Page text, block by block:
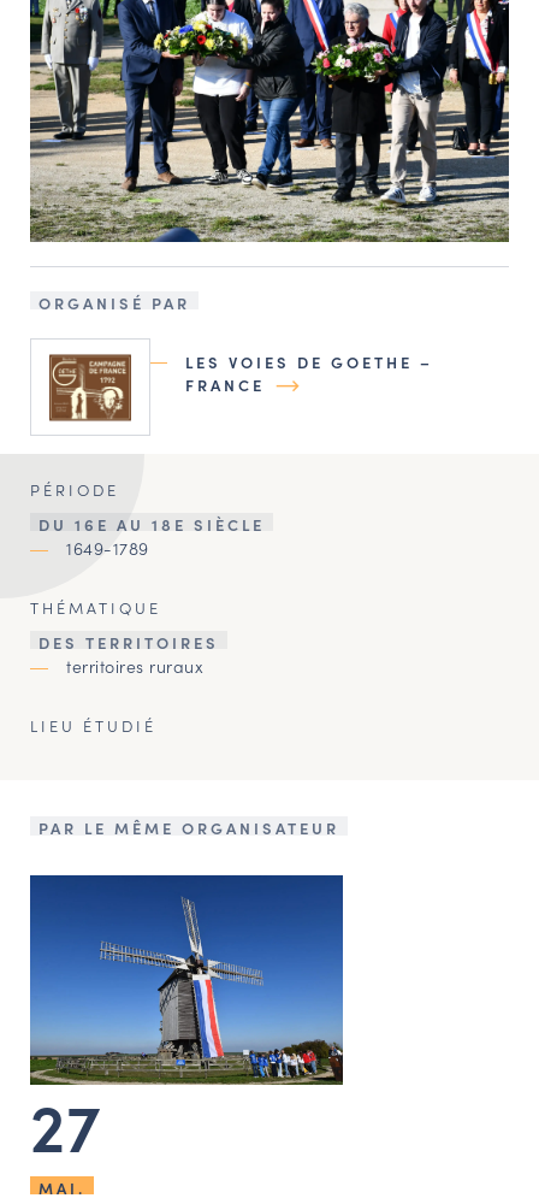
ORGANISÉ PAR
LES VOIES DE GOETHE –
FRANCE
PÉRIODE
DU 16E AU 18E SIÈCLE
1649-1789
THÉMATIQUE
DES TERRITOIRES
territoires ruraux
LIEU ÉTUDIÉ
PAR LE MÊME ORGANISATEUR
27
MAI.